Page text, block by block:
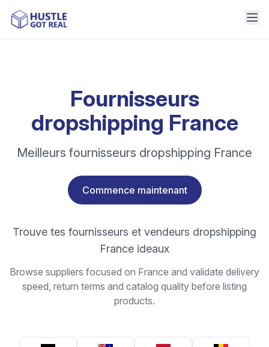
Fournisseurs
dropshipping France
Meilleurs fournisseurs dropshipping France
Commence maintenant
Trouve tes fournisseurs et vendeurs dropshipping
France ideaux
Browse suppliers focused on France and validate delivery
speed, return terms and catalog quality before listing
products.